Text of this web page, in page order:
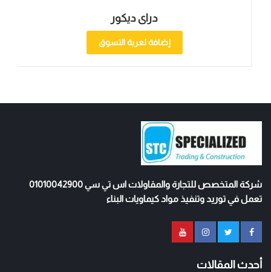
إضافة لعربة التسوق
شركة المتخصص للتجارة والمقاولات اس تي سي 01010042900
تعمل في توريد وتنفيذ مواد كيماويات البناء
أحدث المقالات